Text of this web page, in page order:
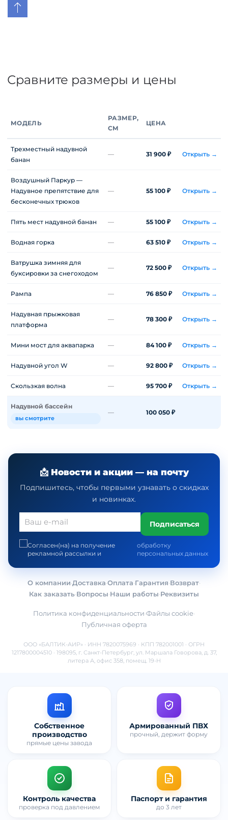
Сравните размеры и цены
МОДЕЛЬ
РАЗМЕР,
СМ
ЦЕНА
Трехместный надувной
банан
— 31 900 ₽ Открыть →
Воздушный Паркур —
Надувное препятствие для
бесконечных трюков
— 55 100 ₽ Открыть →
Пять мест надувной банан — 55 100 ₽ Открыть →
Водная горка — 63 510 ₽ Открыть →
Ватрушка зимняя для
буксировки за снегоходом
— 72 500 ₽ Открыть →
Рампа — 76 850 ₽ Открыть →
Надувная прыжковая
платформа
— 78 300 ₽ Открыть →
Мини мост для аквапарка — 84 100 ₽ Открыть →
Надувной угол W — 92 800 ₽ Открыть →
Скользкая волна — 95 700 ₽ Открыть →
Надувной бассейн
вы смотрите
— 100 050 ₽
📩 Новости и акции — на почту
Подпишитесь, чтобы первыми узнавать о скидках
и новинках.
Подписаться
Согласен(на) на получение
рекламной рассылки и
обработку
персональных данных
О компании·Доставка·Оплата·Гарантия·Возврат·
Как заказать·Вопросы·Наши работы·Реквизиты
Политика конфиденциальности·Файлы cookie·
Публичная оферта
ООО «БАЛТИК-АИР» · ИНН 7820075969 · КПП 782001001 · ОГРН
1217800004510 · 198095, г. Санкт-Петербург, ул. Маршала Говорова, д. 37,
литера А, офис 358, помещ. 19-Н
Собственное
производство
прямые цены завода
Армированный ПВХ
прочный, держит форму
Контроль качества
проверка под давлением
Паспорт и гарантия
до 3 лет